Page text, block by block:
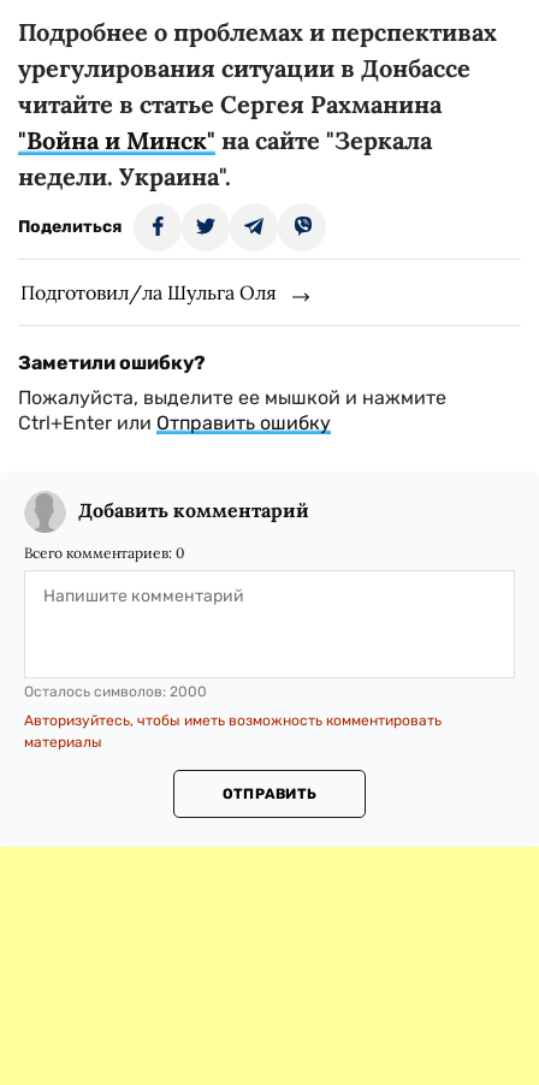
Подробнее о проблемах и перспективах
урегулирования ситуации в Донбассе
читайте в статье Сергея Рахманина
"Война и Минск" на сайте "Зеркала
недели. Украина".
Поделиться
Подготовил/ла Шульга Оля
Заметили ошибку?
Пожалуйста, выделите ее мышкой и нажмите
Ctrl+Enter или Отправить ошибку
Добавить комментарий
Всего комментариев: 0
Осталось символов: 2000
Авторизуйтесь, чтобы иметь возможность комментировать
материалы
ОТПРАВИТЬ